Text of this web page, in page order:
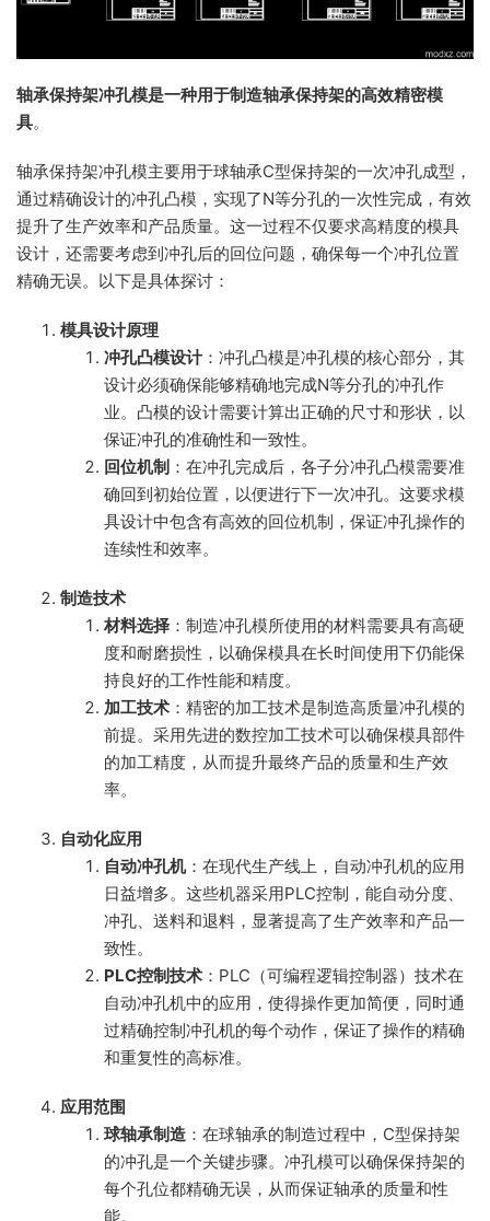
轴承保持架冲孔模是一种用于制造轴承保持架的高效精密模
具。
轴承保持架冲孔模主要用于球轴承C型保持架的一次冲孔成型，
通过精确设计的冲孔凸模，实现了N等分孔的一次性完成，有效
提升了生产效率和产品质量。这一过程不仅要求高精度的模具
设计，还需要考虑到冲孔后的回位问题，确保每一个冲孔位置
精确无误。以下是具体探讨：
模具设计原理
冲孔凸模设计：冲孔凸模是冲孔模的核心部分，其
设计必须确保能够精确地完成N等分孔的冲孔作
业。凸模的设计需要计算出正确的尺寸和形状，以
保证冲孔的准确性和一致性。
回位机制 ：在冲孔完成后，各子分冲孔凸模需要准
确回到初始位置，以便进行下一次冲孔。这要求模
具设计中包含有高效的回位机制，保证冲孔操作的
连续性和效率。
制造技术
材料选择 ：制造冲孔模所使用的材料需要具有高硬
度和耐磨损性，以确保模具在长时间使用下仍能保
持良好的工作性能和精度。
加工技术 ：精密的加工技术是制造高质量冲孔模的
前提。采用先进的数控加工技术可以确保模具部件
的加工精度，从而提升最终产品的质量和生产效
率。
自动化应用
自动冲孔机：在现代生产线上，自动冲孔机的应用
日益增多。这些机器采用PLC控制，能自动分度、
冲孔、送料和退料，显著提高了生产效率和产品一
致性。
PLC控制技术 ：PLC（可编程逻辑控制器）技术在
自动冲孔机中的应用，使得操作更加简便，同时通
过精确控制冲孔机的每个动作，保证了操作的精确
和重复性的高标准。
应用范围
球轴承制造 ：在球轴承的制造过程中，C型保持架
的冲孔是一个关键步骤。冲孔模可以确保保持架的
每个孔位都精确无误，从而保证轴承的质量和性
能。